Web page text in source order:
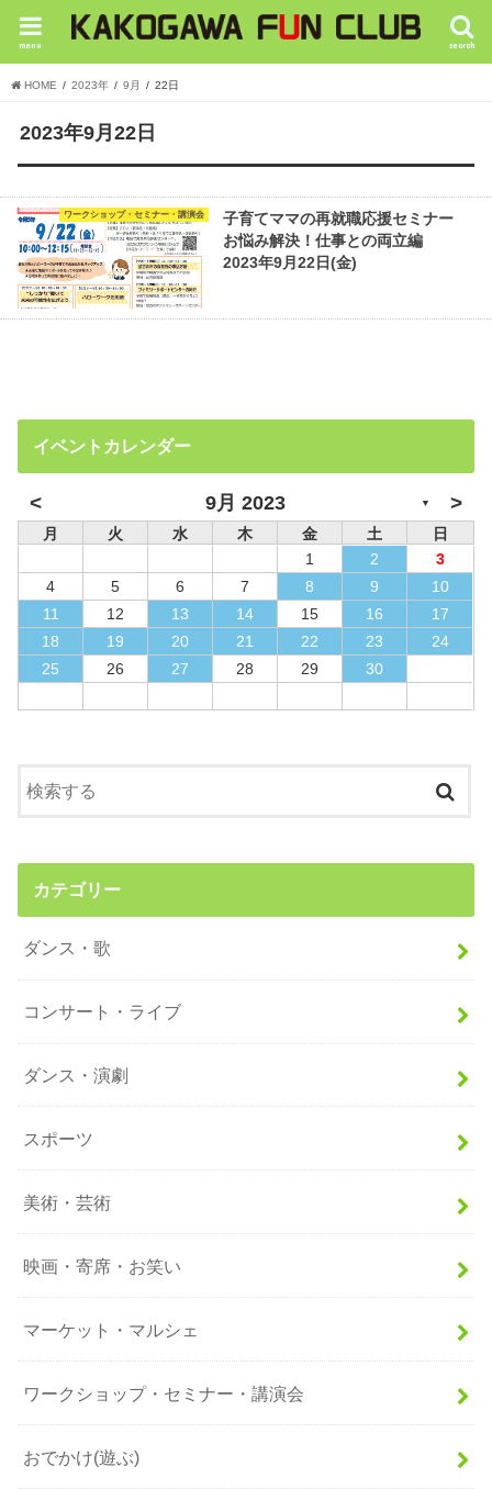
search
menu
HOME 2023年 9月 22日
2023年9月22日
ワークショップ・セミナー・講演会
子育てママの再就職応援セミナー
お悩み解決！仕事との両立編
2023年9月22日(金)
イベントカレンダー
< 9月 2023 ▼ >
月 火 水 木 金 土
日
1
2
3
4
5 6 7 8 9
10
11
12 13 14 15 16
17
18
19 20 21 22 23
24
25
26 27 28 29 30
カテゴリー
ダンス・歌
コンサート・ライブ
ダンス・演劇
スポーツ
美術・芸術
映画・寄席・お笑い
マーケット・マルシェ
ワークショップ・セミナー・講演会
おでかけ(遊ぶ)